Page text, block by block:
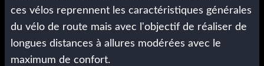
ces vélos reprennent les caractéristiques générales
du vélo de route mais avec l'objectif de réaliser de
longues distances à allures modérées avec le
maximum de confort.